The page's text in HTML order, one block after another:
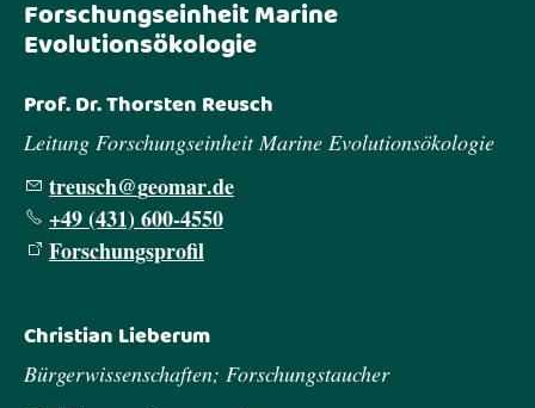
Forschungseinheit Marine
Evolutionsökologie
Prof. Dr. Thorsten Reusch
Leitung Forschungseinheit Marine Evolutionsökologie
tr sch g m rd
+49 (431) 600-4550
Forschungsprofil
Christian Lieberum
Bürgerwissenschaften; Forschungstaucher